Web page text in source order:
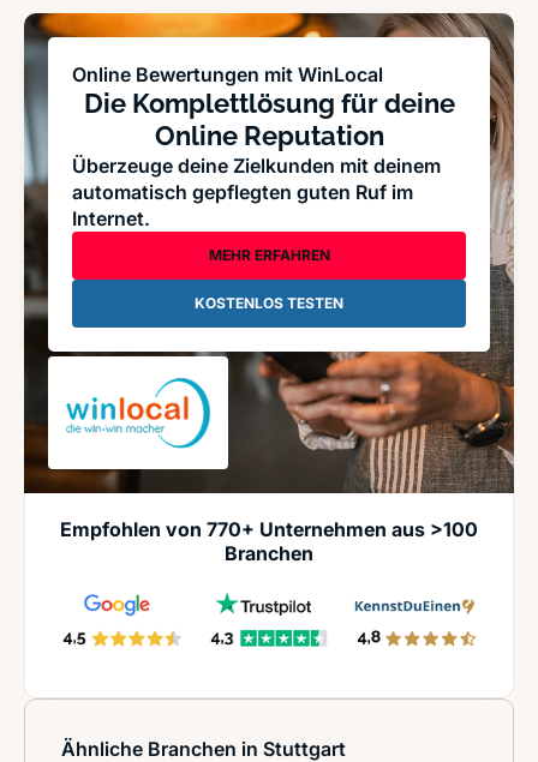
Online Bewertungen mit WinLocal
Die Komplettlösung für deine
Online Reputation
Überzeuge deine Zielkunden mit deinem
automatisch gepflegten guten Ruf im
Internet.
MEHR ERFAHREN
KOSTENLOS TESTEN
Empfohlen von 770+ Unternehmen aus >100
Branchen
Ähnliche Branchen in Stuttgart